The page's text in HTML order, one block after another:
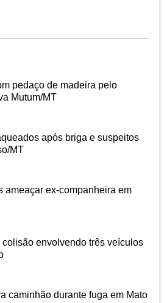
pedaço de madeira pelo
Mutum/MT
após briga e suspeitos
MT
ameaçar ex-companheira em
envolvendo três veículos
caminhão durante fuga em Mato